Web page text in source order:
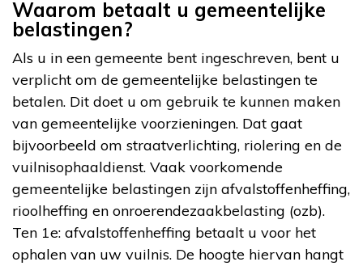
Waarom betaalt u gemeentelijke
belastingen?
Als u in een gemeente bent ingeschreven, bent u
verplicht om de gemeentelijke belastingen te
betalen. Dit doet u om gebruik te kunnen maken
van gemeentelijke voorzieningen. Dat gaat
bijvoorbeeld om straatverlichting, riolering en de
vuilnisophaaldienst. Vaak voorkomende
gemeentelijke belastingen zijn afvalstoffenheffing,
rioolheffing en onroerendezaakbelasting (ozb).
Ten 1e: afvalstoffenheffing betaalt u voor het
ophalen van uw vuilnis. De hoogte hiervan hangt